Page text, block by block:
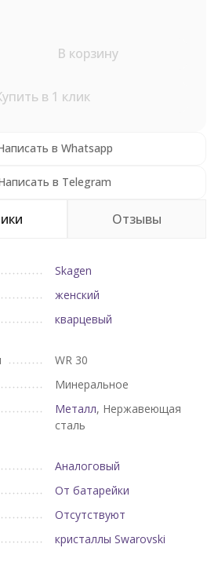
В корзину
в 1 клик
в Whatsapp
в Telegram
Отзывы
Skagen
женский
кварцевый
WR 30
Минеральное
Металл, Нержавеющая
сталь
Аналоговый
От батарейки
Отсутствуют
кристаллы Swarovski